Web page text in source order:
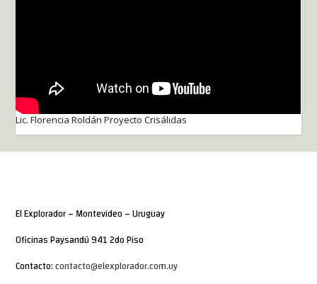
Lic. Florencia Roldán Proyecto Crisálidas
El Explorador – Montevideo – Uruguay
Oficinas Paysandú 941 2do Piso
Contacto:contacto@elexplorador.com.uy